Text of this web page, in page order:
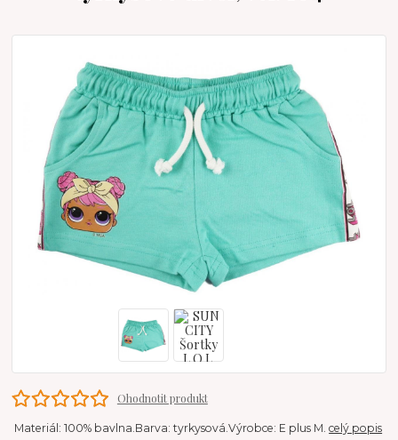
Ohodnotit produkt
Materiál: 100% bavlna.Barva: tyrkysová.Výrobce: E plus M.celý popis